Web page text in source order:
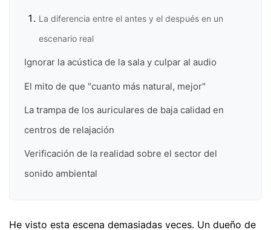
La diferencia entre el antes y el después en un
escenario real
Ignorar la acústica de la sala y culpar al audio
El mito de que "cuanto más natural, mejor"
La trampa de los auriculares de baja calidad en
centros de relajación
Verificación de la realidad sobre el sector del
sonido ambiental
He visto esta escena demasiadas veces. Un dueño de